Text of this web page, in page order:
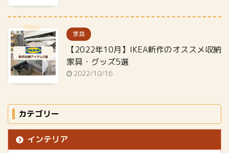
家具
【2022年10月】IKEA新作のオススメ収納
家具・グッズ5選
2022/10/16
カテゴリー
インテリア